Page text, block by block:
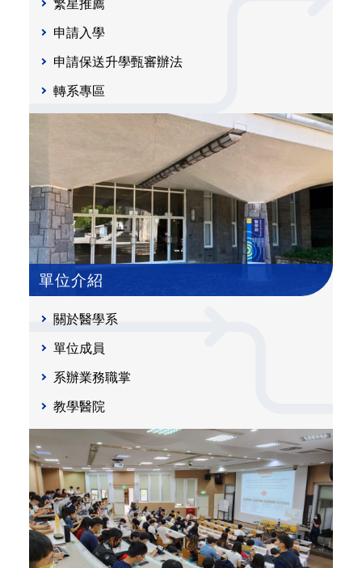
申請入學
申請保送升學甄審辦法
轉系專區
單位介紹
關於醫學系
單位成員
系辦業務職掌
教學醫院